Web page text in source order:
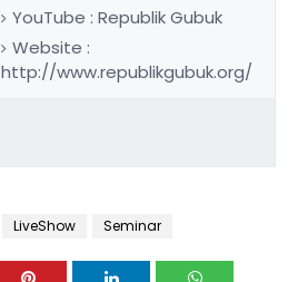
YouTube : Republik Gubuk
Website :
http://www.republikgubuk.org/
LiveShow Seminar